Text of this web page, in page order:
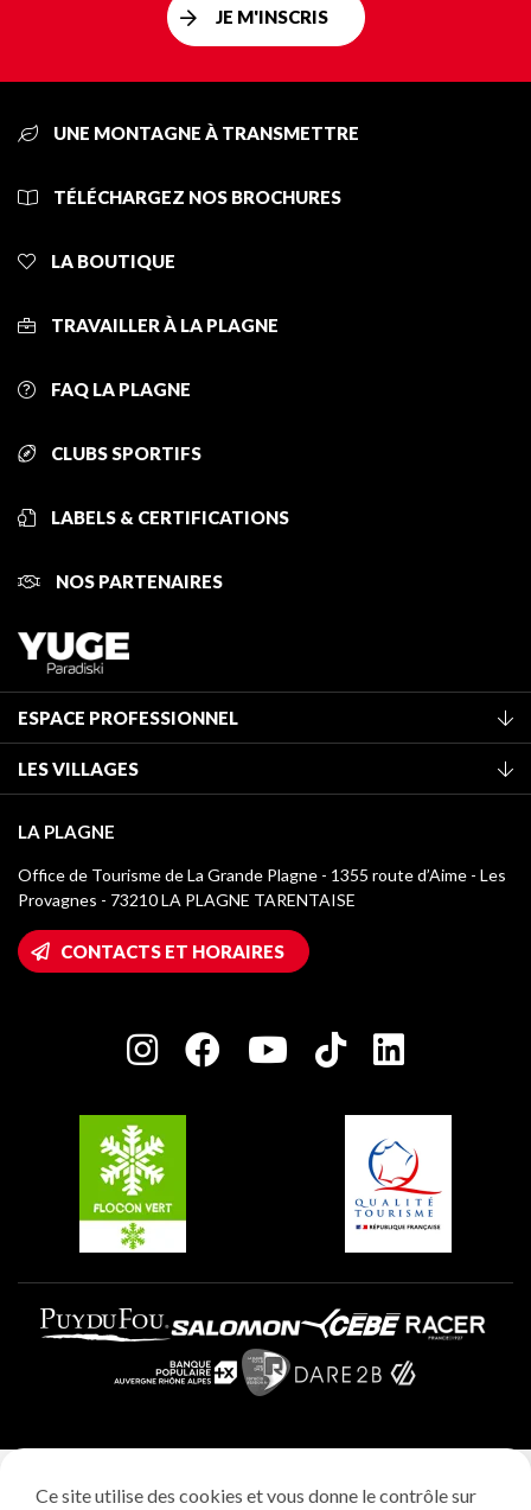
JE M'INSCRIS
UNE MONTAGNE À TRANSMETTRE
TÉLÉCHARGEZ NOS BROCHURES
LA BOUTIQUE
TRAVAILLER À LA PLAGNE
FAQ LA PLAGNE
CLUBS SPORTIFS
LABELS & CERTIFICATIONS
NOS PARTENAIRES
ESPACE PROFESSIONNEL
Classement des meublés
Taxe de séjour
Médiathèque
Logos La Plagne
Accès Wifi
Maison des Propriétaires
Charte des Acteurs Engagés
LES VILLAGES
Montchavin - Les Coches
Champagny-en-Vanoise
Plagne 1800
Plagne Villages
Plagne Aime 2000
LA PLAGNE
Office de Tourisme de La Grande Plagne - 1355 route d’Aime - Les
Provagnes - 73210 LA PLAGNE TARENTAISE
CONTACTS ET HORAIRES
Ce site utilise des cookies et vous donne le contrôle sur